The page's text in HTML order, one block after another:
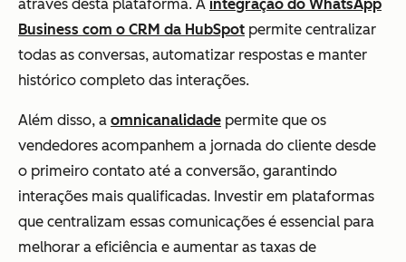
através desta plataforma. A integração do WhatsApp
Business com o CRM da HubSpot permite centralizar
todas as conversas, automatizar respostas e manter
histórico completo das interações.
Além disso, a omnicanalidade permite que os
vendedores acompanhem a jornada do cliente desde
o primeiro contato até a conversão, garantindo
interações mais qualificadas. Investir em plataformas
que centralizam essas comunicações é essencial para
melhorar a eficiência e aumentar as taxas de